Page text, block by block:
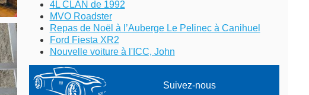
4L CLAN de 1992
MVO Roadster
Repas de Noël à l’Auberge Le Pelinec à Canihuel
Ford Fiesta XR2
Nouvelle voiture à l'ICC, John
Suivez-nous